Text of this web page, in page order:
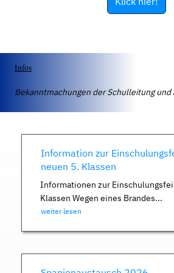
Infos
Bekanntmachungen der Schulleitung
Information zur
neuen 5. Klassen
Informationen zur
Klassen Wegen eines Brandes...
weiter lesen